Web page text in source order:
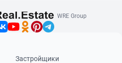
WRE Group
Застройщики